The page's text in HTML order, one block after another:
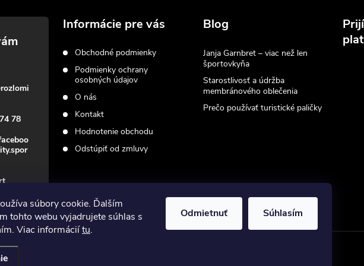
súbory cookie. Ďalším
tohto webu vyjadrujete súhlas s
Viac informáciítu.
Odmietnuť Súhlasím
rozlomi
78
Informácie pre vás
Obchodné podmienky
Podmienky ochrany
osobných údajov
O nás
Kontakt
Hodnotenie obchodu
Odstúpiť od zmluvy
Blog
Janja Garnbret – viac než len
športovkyňa
Starostlivosť a údržba
membránového oblečenia
Prečo používať turistické paličky